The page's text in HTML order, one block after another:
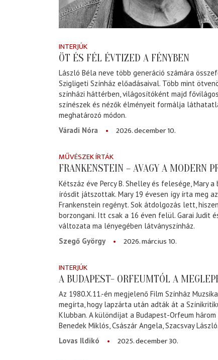
INTERJÚK
ÖT ÉS FÉL ÉVTIZED A FÉNYBEN
László Béla neve több generáció számára
Szigligeti Színház előadásaival. Több mint
színházi háttérben, világosítóként majd
színészek és nézők élményeit formálja
meghatározó módon.
Váradi Nóra
2026. december 10.
MŰVÉSZEK ÍRTÁK
FRANKENSTEIN – AVAGY A MODERN
Kétszáz éve Percy B. Shelley és felesége, Mary
írósdit játszottak. Mary 19 évesen így írta meg
Frankenstein regényt. Sok átdolgozás lett,
borzongani. Itt csak a 16 éven felül. Garai Judit
változata ma lényegében látványszínház.
Szegő György
2026. március 10.
INTERJÚK
A BUDAPEST- ORFEUMTÓL A
Az 1980.X.11.-én megjelenő Film Színház
megírta, hogy lapzárta után adták át a
Klubban. A különdíjat a Budapest-Orfeum
Benedek Miklós, Császár Angela, Szacsvay László.
Lovas Ildikó
2025. december 30.